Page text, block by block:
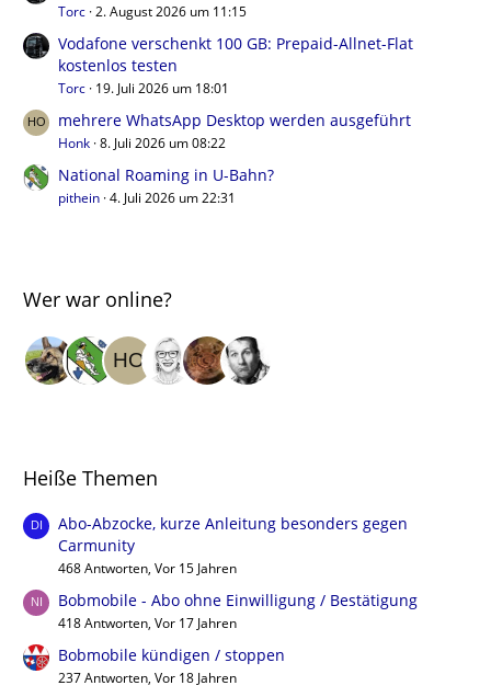
Torc 2. August 2026 um 11:15
Vodafone verschenkt 100 GB: Prepaid-Allnet-Flat
kostenlos testen
Torc 19. Juli 2026 um 18:01
mehrere WhatsApp Desktop werden ausgeführt
Honk 8. Juli 2026 um 08:22
National Roaming in U-Bahn?
pithein 4. Juli 2026 um 22:31
Wer war online?
Heiße Themen
Abo-Abzocke, kurze Anleitung besonders gegen
Carmunity
468 Antworten, Vor 15 Jahren
Bobmobile - Abo ohne Einwilligung / Bestätigung
418 Antworten, Vor 17 Jahren
Bobmobile kündigen / stoppen
237 Antworten, Vor 18 Jahren